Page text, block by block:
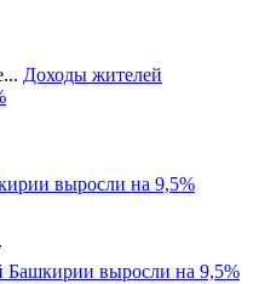
Доходы жителей
выросли на 9,5%
Башкирии выросли на 9,5%